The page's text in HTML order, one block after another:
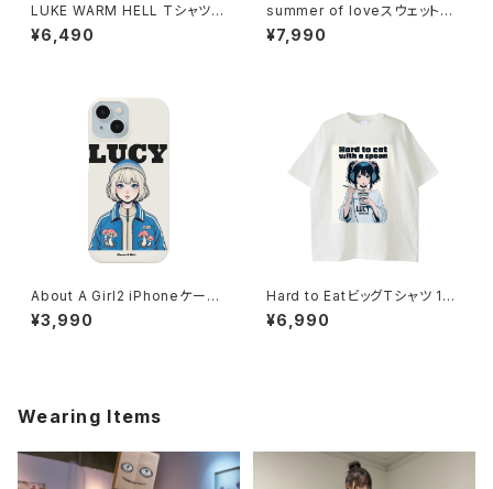
LUKE WARM HELL Tシャツ 1
014-230221341
¥6,490
summer of loveスウェットシ
ャツ_bitter memory 1014-2
30221166
¥7,990
About A Girl2 iPhoneケース
1017-240218095
¥3,990
Hard to EatビッグTシャツ 101
4-230221179
¥6,990
Wearing Items